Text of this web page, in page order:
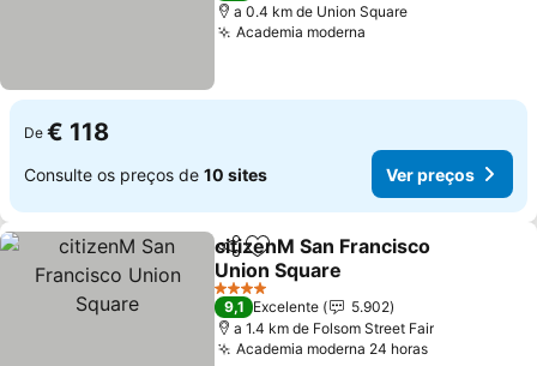
a 0.4 km de Union Square
Academia moderna
De € 118
Consulte os preços de 10 sites Ver preços
PartilharAdicionar aos favoritos
citizenM San Francisco
Union Square
Ver preços
4 Estrelas
9,1 Excelente
5.902
a 1.4 km de Folsom Street Fair
Academia moderna 24 horasVer preços